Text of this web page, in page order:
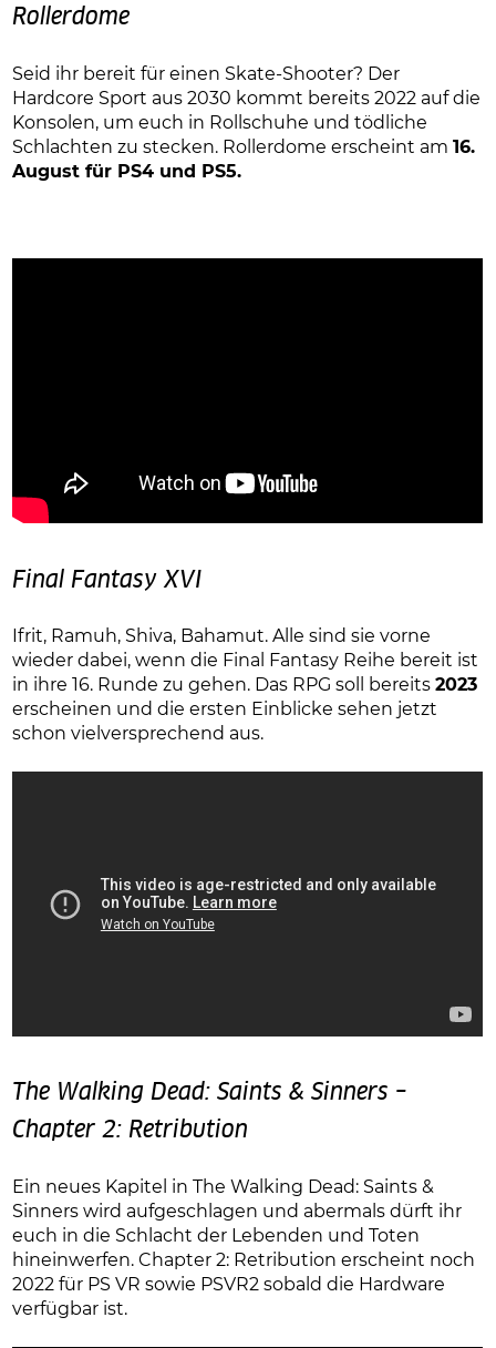
Rollerdome
Seid ihr bereit für einen Skate-Shooter? Der
Hardcore Sport aus 2030 kommt bereits 2022 auf die
Konsolen, um euch in Rollschuhe und tödliche
Schlachten zu stecken. Rollerdome erscheint am16.
August für PS4 und PS5.
Final Fantasy XVI
Ifrit, Ramuh, Shiva, Bahamut. Alle sind sie vorne
wieder dabei, wenn die Final Fantasy Reihe bereit ist
in ihre 16. Runde zu gehen. Das RPG soll bereits2023
erscheinen und die ersten Einblicke sehen jetzt
schon vielversprechend aus.
The Walking Dead: Saints & Sinners –
Chapter 2: Retribution
Ein neues Kapitel in The Walking Dead: Saints &
Sinners wird aufgeschlagen und abermals dürft ihr
euch in die Schlacht der Lebenden und Toten
hineinwerfen. Chapter 2: Retribution erscheint noch
2022 für PS VR sowie PSVR2 sobald die Hardware
verfügbar ist.